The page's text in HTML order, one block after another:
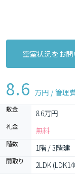
空室状況をお問
8.6 万円 / 管理
敷金 8.6万円
礼金 無料
階数 1階 / 3階建
間取り 2LDK